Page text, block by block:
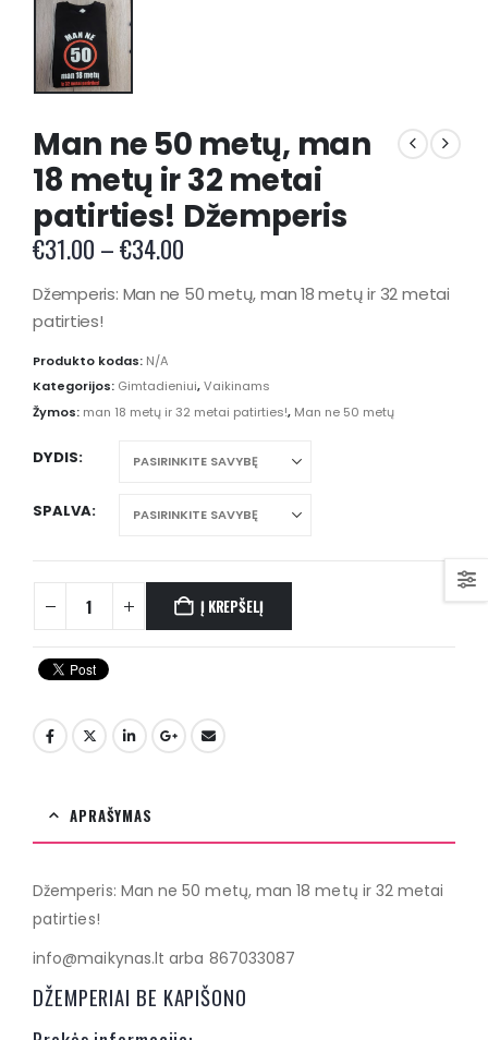
Man ne 50 metų, man
18 metų ir 32 metai
patirties! Džemperis
€31.00 –€34.00
€31.00
Džemperis: Man ne 50 metų, man 18 metų ir 32 metai
patirties!
Produkto kodas: N/A
Kategorijos: Gimtadieniui,Vaikinams
Žymos: man 18 metų ir 32 metai patirties!, Man ne 50 metų
DYDIS
SPALVA
Į KREPŠELĮ
APRAŠYMAS
Džemperis: Man ne 50 metų, man 18 metų ir 32 metai
patirties!
info@maikynas.lt arba 867033087
DŽEMPERIAI BE KAPIŠONO